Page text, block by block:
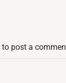
to post a